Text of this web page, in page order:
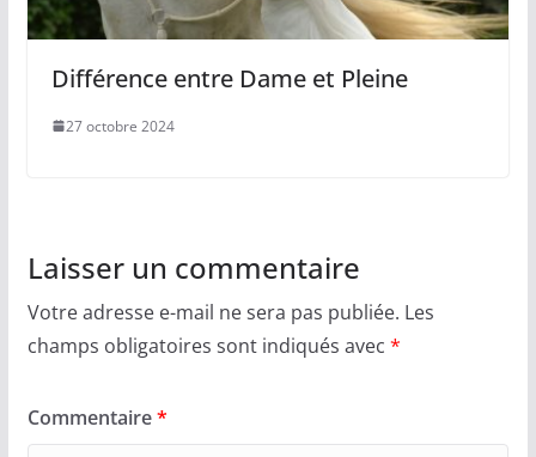
Différence entre Dame et Pleine
27 octobre 2024
Laisser un commentaire
Votre adresse e-mail ne sera pas publiée. Les
champs obligatoires sont indiqués avec *
Commentaire*